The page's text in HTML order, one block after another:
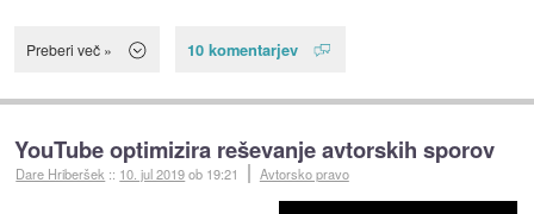
Preberi več » 10 komentarjev
YouTube optimizira reševanje avtorskih sporov
Dare Hriberšek :: 10. jul 2019ob 19:21 Avtorsko pravo